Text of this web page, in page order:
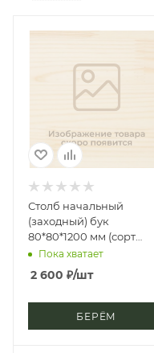
Столб начальный
(заходный) бук
80*80*1200 мм (сорт
Экстра) грибок
Пока хватает
2 600 ₽/шт
БЕРЁМ